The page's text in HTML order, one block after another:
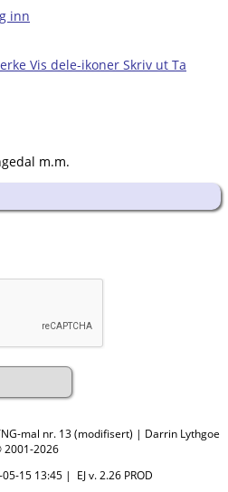
inn
Vis dele-ikoner Skriv ut Ta
m.m.
mal nr. 13 (modifisert) | Darrin Lythgoe
2001-2026
15 13:45 | EJ v. 2.26 PROD